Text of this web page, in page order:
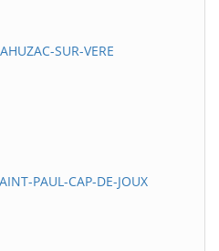
SUR-VERE
PAUL-CAP-DE-JOUX